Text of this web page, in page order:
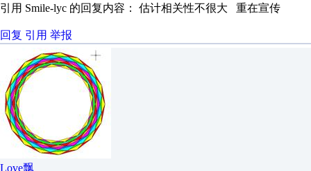
引用 Smile-lyc 的回复内容： 估计相关性不很大 重在宣传
回复 引用 举报
Love飘